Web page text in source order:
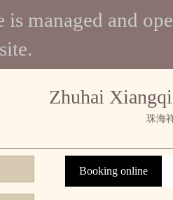
is managed and
Zhuhai
珠海
Booking online